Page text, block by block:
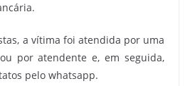
a vítima foi atendida por uma
por atendente e, em seguida,
pelo whatsapp.